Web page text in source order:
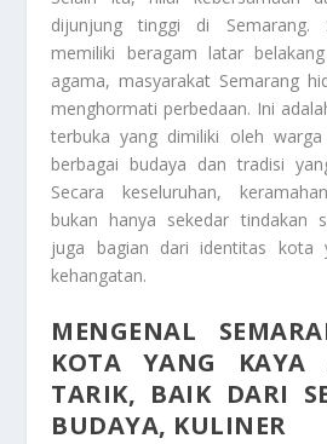
dijunjung tinggi di Semarang.
memiliki beragam latar
agama, masyarakat Semarang
menghormati perbedaan. Ini
terbuka yang dimiliki oleh warga
berbagai budaya dan tradisi
Secara keseluruhan,
bukan hanya sekedar tindakan
juga bagian dari identitas kota
kehangatan.
MENGENAL
KOTA YANG KAYA
TARIK, BAIK DARI
BUDAYA, KULINER